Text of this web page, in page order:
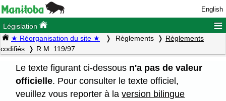
English
Législation ≡
★ Réorganisation du site ★ Règlements
Règlements
codifiés
R.M. 119/97
Le texte figurant ci-dessous n'a pas de valeur
officielle. Pour consulter le texte officiel,
veuillez vous reporter à laversion bilingue